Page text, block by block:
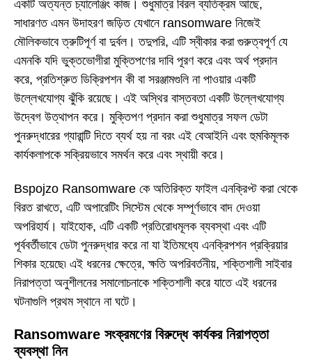
একটি অত্যন্ত চ্যালেঞ্জিং কাজ। শুধুমাত্র বিরল ব্যতিক্রম আছে,
সাধারণত এমন উদাহরণ জড়িত যেখানে ransomware নিজেই
মৌলিকভাবে ত্রুটিপূর্ণ বা দুর্বল। তদুপরি, এটি স্বীকার করা গুরুত্বপূর্ণ যে
এমনকি যদি ভুক্তভোগীরা মুক্তিপণের দাবি পূরণ করে এবং অর্থ প্রদান
করে, প্রতিশ্রুত ডিক্রিপশন কী বা সরঞ্জামগুলি না পাওয়ার একটি
উল্লেখযোগ্য ঝুঁকি রয়েছে। এই অস্থির বাস্তবতা একটি উল্লেখযোগ্য
উদ্বেগ উত্থাপন করে। মুক্তিপণ প্রদান করা শুধুমাত্র সফল ডেটা
পুনরুদ্ধারের গ্যারান্টি দিতে ব্যর্থ হয় না বরং এই বেআইনি এবং হুমকিমূলক
কার্যকলাপকে সক্রিয়ভাবে সমর্থন করে এবং স্থায়ী করে।
Bspojzo Ransomware কে অতিরিক্ত ফাইল এনক্রিপ্ট করা থেকে
বিরত রাখতে, এটি অপারেটিং সিস্টেম থেকে সম্পূর্ণভাবে বাদ দেওয়া
অপরিহার্য। যাইহোক, এটি একটি প্রতিরোধমূলক ব্যবস্থা এবং এটি
পূর্ববর্তীভাবে ডেটা পুনরুদ্ধার করে না যা ইতিমধ্যে এনক্রিপশন প্রক্রিয়ার
শিকার হয়েছে৷ এই ধরনের ক্ষেত্রে, ক্ষতি অপরিবর্তনীয়, শক্তিশালী সাইবার
নিরাপত্তা অনুশীলনের সমালোচনাকে শক্তিশালী করে যাতে এই ধরনের
ঘটনাগুলি প্রথম স্থানে না ঘটে।
Ransomware সংক্রমণের বিরুদ্ধে কার্যকর নিরাপত্তা
ব্যবস্থা নিন